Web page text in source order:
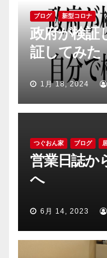
ブログ 新型コロナ
政府が検証
証してみた
1月 18, 2024
つぐおん家 ブログ
営業日誌か
へ
6月 14, 2023